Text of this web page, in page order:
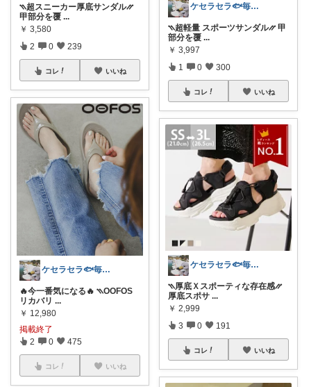
⳹超スニーカー厚底サンダル⳼
甲部分を覆 ...
￥ 3,580
2 0 239
コレ いいね
ケセラセラ🐟毎日を快適にするアイテム
🔥今一番気になる🔥 ⳹OOFOS
リカバリ ...
￥ 12,980
掲載終了
2 0 475
コレ いいね
ケセラセラ🐟毎日を快適にするアイテム
⳹超軽量 スポーツサンダル⳼ 甲
部分を覆 ...
￥ 3,997
1 0 300
コレ いいね
ケセラセラ🐟毎日を快適にするアイテム
⳹厚底Ｘスポーティな存在感⳼
厚底スポサ ...
￥ 2,999
3 0 191
コレ いいね